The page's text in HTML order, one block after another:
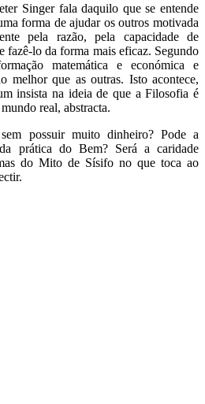
Singer fala daquilo que se entende
forma de ajudar os outros motivada
pela razão, pela capacidade de
fazê-lo da forma mais eficaz. Segundo
matemática e económica e
melhor que as outras. Isto acontece,
insista na ideia de que a Filosofia é
real, abstracta.
possuir muito dinheiro? Pode a
prática do Bem? Será a caridade
do Mito de Sísifo no que toca ao